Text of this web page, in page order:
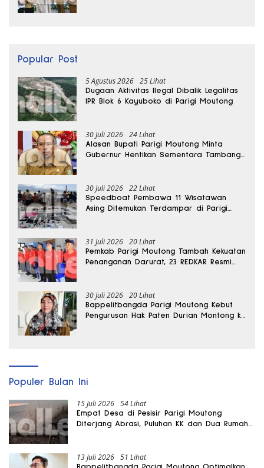
Popular Post
5 Agustus 2026 25 Lihat
Dugaan Aktivitas Ilegal Dibalik Legalitas
IPR Blok 6 Kayuboko di Parigi Moutong
30 Juli 2026 24 Lihat
Alasan Bupati Parigi Moutong Minta
Gubernur Hentikan Sementara Tambang
30 Juli 2026 22 Lihat
Speedboat Pembawa 11 Wisatawan
Asing Ditemukan Terdampar di Parigi
31 Juli 2026 20 Lihat
Pemkab Parigi Moutong Tambah Kekuatan
Penanganan Darurat, 23 REDKAR Resmi
30 Juli 2026 20 Lihat
Bappelitbangda Parigi Moutong Kebut
Pengurusan Hak Paten Durian Montong ke
Populer Bulan Ini
15 Juli 2026 54 Lihat
Empat Desa di Pesisir Parigi Moutong
Diterjang Abrasi, Puluhan KK dan Dua Rumah
13 Juli 2026 51 Lihat